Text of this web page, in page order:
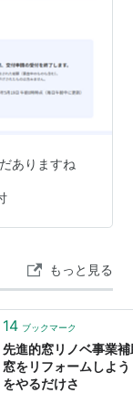
ありますね
もっと見る
14 ブックマーク
先進的窓リノベ事業
窓をリフォームしよ
をやるだけさ